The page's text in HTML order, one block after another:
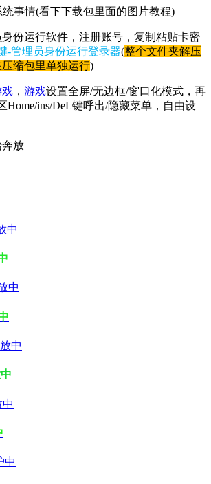
事情(看下下载包里面的图片教程)
份运行软件，注册账号，复制粘贴卡密
-管理员身份运行登录器(整个文件夹解压
缩包里单独运行)
戏 ， 游戏设置全屏/无边框/窗口化模式，再
Home/ins/DeL键呼出/隐藏菜单，自由设
奔放